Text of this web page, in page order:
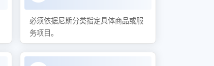
必须依据尼斯分类指定具体商品或服
务项目。